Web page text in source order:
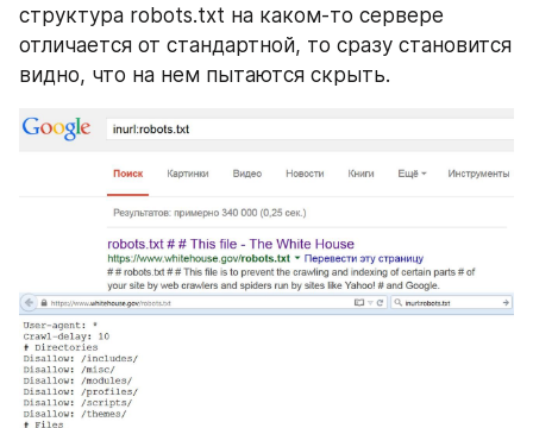
структура robots.txt на каком-то сервере
отличается от стандартной, то сразу становится
видно, что на нем пытаются скрыть.